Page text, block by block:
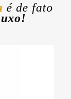
é de fato